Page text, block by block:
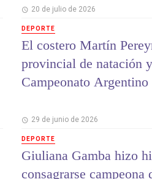
20 de julio de 2026
DEPORTE
El costero Martín
provincial de natación
Campeonato Argentino
29 de junio de 2026
DEPORTE
Giuliana Gamba hizo
consagrarse campeona